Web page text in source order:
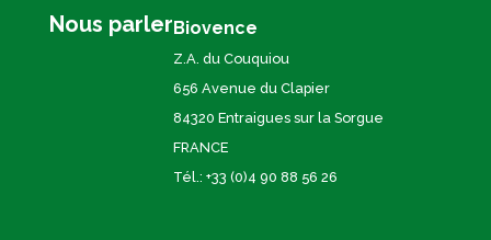
Nous parler Biovence
Z.A. du Couquiou
656 Avenue du Clapier
84320 Entraigues sur la Sorgue
FRANCE
Tél.: +33 (0)4 90 88 56 26